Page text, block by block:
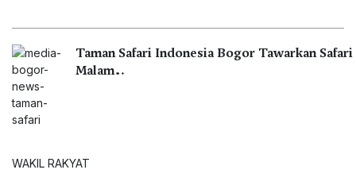
Taman Safari Indonesia Bogor Tawarkan Safari
Malam…
WAKIL RAKYAT